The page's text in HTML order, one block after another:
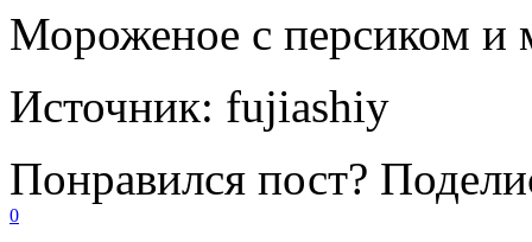
Мороженое с персиком и
Источник: fujiashiy
Понравился пост?
0